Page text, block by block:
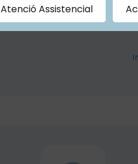
Atenció Assistencial